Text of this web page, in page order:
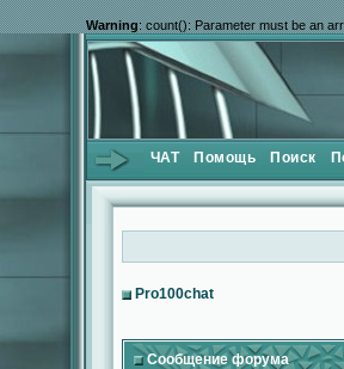
Warning: count(): Parameter must be an
ЧАТ Помощь Поиск
Pro100chat
Сообщение форума